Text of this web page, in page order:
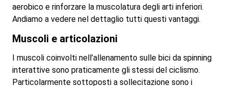
aerobico e rinforzare la muscolatura degli arti inferiori.
Andiamo a vedere nel dettaglio tutti questi vantaggi.
Muscoli e articolazioni
I muscoli coinvolti nell’allenamento sulle bici da spinning
interattive sono praticamente gli stessi del ciclismo.
Particolarmente sottoposti a sollecitazione sono i